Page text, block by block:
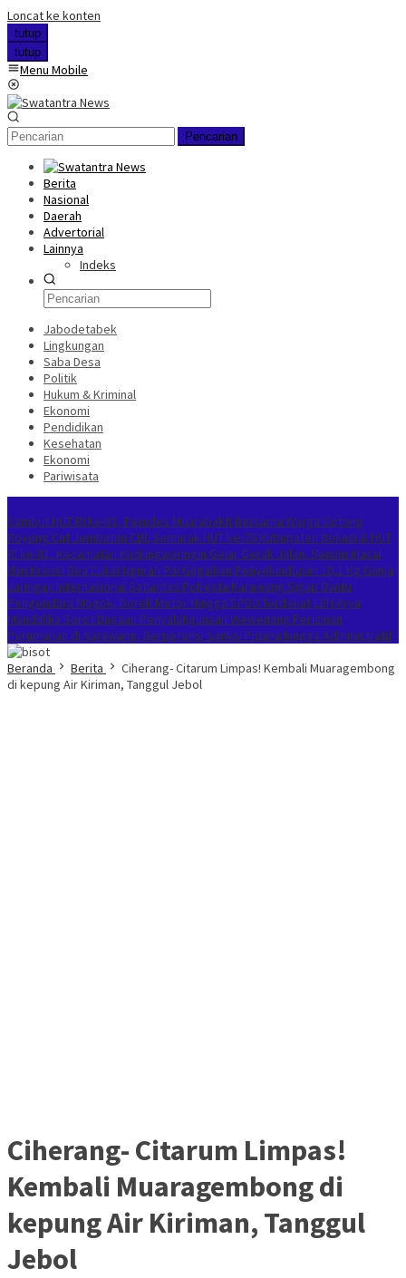
Loncat ke konten
tutup
tutup
Menu Mobile
Pencarian
Berita
Nasional
Daerah
Advertorial
Lainnya
Indeks
Jabodetabek
Lingkungan
Saba Desa
Politik
Hukum & Kriminal
Ekonomi
Pendidikan
Kesehatan
Ekonomi
Pariwisata
Sambut HUT RI ke-81, Pemdes Muarabakti Bersama Warga Gotong
Royong Cat Jembatan CBLSemarak HUT ke-76 Kabupaten Bekasi & HUT
RI ke-81, Kecamatan Kedungwaringin Gelar Gerak Jalan, Senam Masal
dan Kreasi Bea Cukai Ngurah Rai Gagalkan Penyelundupan 10,1 Kg Ganja
Jaringan InternasionalSatlantas Polresta Karawang Sigap Bantu
Pengendara Mogok, Derek Motor Hingga SPBU Terdekat LBH Arya
Mandalika Sorot Dugaan Penyalahgunaan Wewenang Perizinan
Perumahan di Karawang, Berpotensi Sanksi Pidana hingga Administratif
Beranda
Berita
Ciherang- Citarum Limpas! Kembali Muaragembong
di kepung Air Kiriman, Tanggul Jebol
Ciherang- Citarum Limpas!
Kembali Muaragembong di
kepung Air Kiriman, Tanggul
Jebol